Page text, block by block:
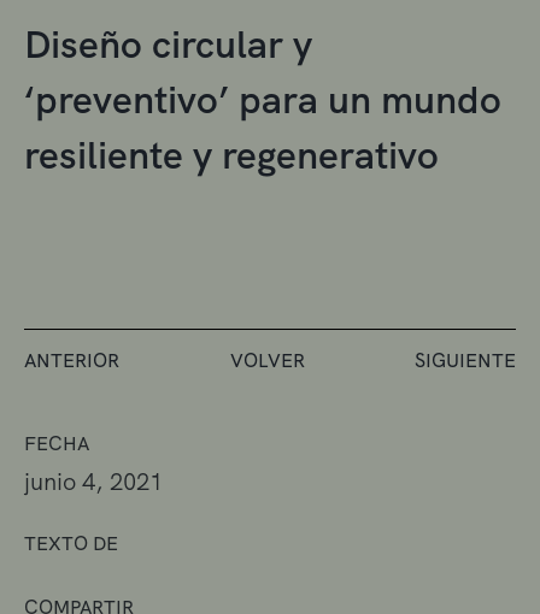
FECHA
junio 4, 2021
TEXTO DE
COMPARTIR
Diseño circular y
‘preventivo’ para un mundo
resiliente y regenerativo
ANTERIOR VOLVER SIGUIENTE